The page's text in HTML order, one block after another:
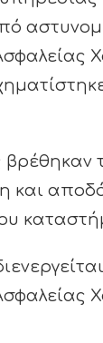
βρέθηκαν
και